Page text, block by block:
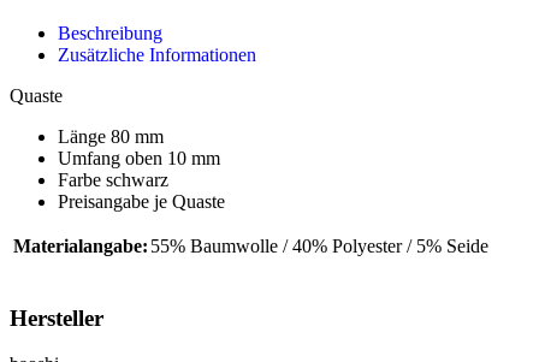
Beschreibung
Zusätzliche Informationen
Quaste
Länge 80 mm
Umfang oben 10 mm
Farbe schwarz
Preisangabe je Quaste
Materialangabe: 55% Baumwolle / 40% Polyester / 5% Seide
Hersteller